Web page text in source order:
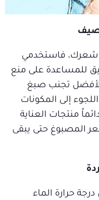
شعرك، فاستخدمي
للمساعدة على منع
تجنب صبغ
إلى المكونات
منتجات العناية
المصبوغ حتى يبقى
حرارة الماء